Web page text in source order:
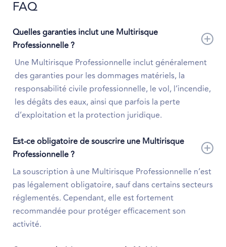
FAQ
Quelles garanties inclut une Multirisque
Professionnelle ?
Une Multirisque Professionnelle inclut généralement
des garanties pour les dommages matériels, la
responsabilité civile professionnelle, le vol, l’incendie,
les dégâts des eaux, ainsi que parfois la perte
d’exploitation et la protection juridique.
Est-ce obligatoire de souscrire une Multirisque
Professionnelle ?
La souscription à une Multirisque Professionnelle n’est
pas légalement obligatoire, sauf dans certains secteurs
réglementés. Cependant, elle est fortement
recommandée pour protéger efficacement son
activité.